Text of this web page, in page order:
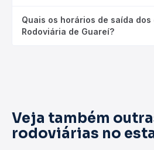
Quais os horários de saída dos
Rodoviária de Guareí?
Veja também
rodoviárias no